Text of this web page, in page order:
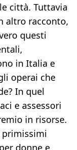
città. Tuttavia
altro racconto,
questi
in Italia e
operai che
In quel
e assessori
in risorse.
primissimi
donne e